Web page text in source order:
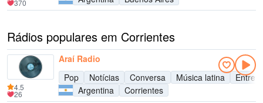
370
Rádios populares em Corrientes
Araí Radio
Pop
Notícias Conversa Música latina
Argentina
Corrientes
4.5
26